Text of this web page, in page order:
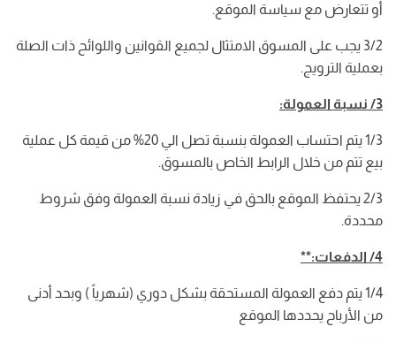
أو تتعارض مع سياسة الموقع.
3/2 يجب على المسوق الامتثال لجميع القوانين واللوائح ذات الصلة
بعملية الترويج.
3/ نسبة العمولة:
1/3 يتم احتساب العمولة بنسبة تصل الي 20% من قيمة كل عملية
بيع تتم من خلال الرابط الخاص بالمسوق.
2/3 يحتفظ الموقع بالحق في زيادة نسبة العمولة وفق شروط
محددة.
4/ الدفعات:**
1/4 يتم دفع العمولة المستحقة بشكل دوري (شهرياً ) وبحد أدنى
من الأرباح يحددها الموقع